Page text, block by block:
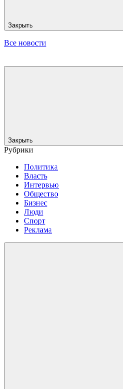
Закрыть
Все новости
Закрыть
Рубрики
Политика
Власть
Интервью
Общество
Бизнес
Люди
Спорт
Реклама